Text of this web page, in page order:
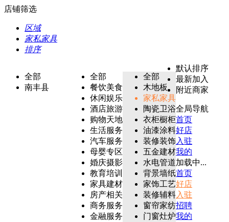
店铺筛选
区域
家私家具
排序
全部
南丰县
全部
餐饮美食
休闲娱乐
酒店旅游
购物天地
生活服务
汽车服务
母婴专区
婚庆摄影
教育培训
家具建材
房产相关
商务服务
金融服务
全部
木地板
家私家具
陶瓷卫浴
衣柜橱柜
油漆涂料
装修装饰
五金建材
水电管道
背景墙纸
家饰工艺
装修辅料
窗帘家纺
门窗灶炉
默认排序
最新加入
附近商家
全局导航
首页
好店
入驻
我的
加载中...
首页
好店
入驻
招聘
我的